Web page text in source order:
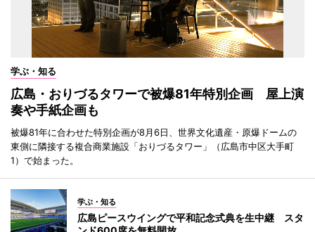
学ぶ・知る
広島・おりづるタワーで被爆81年特別企画 屋上演
奏や手紙企画も
被爆81年に合わせた特別企画が8月6日、世界文化遺産・原爆ドームの
東側に隣接する複合商業施設「おりづるタワー」（広島市中区大手町
1）で始まった。
学ぶ・知る
広島ピースウイングで平和記念式典を生中継 スタ